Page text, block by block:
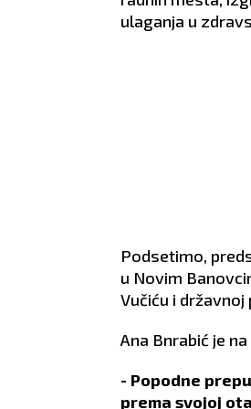
ulaganja u
Podsetimo,
u Novim
Vučiću i državnoj
Ana Bnrabić je
- Popodne
prema svojoj